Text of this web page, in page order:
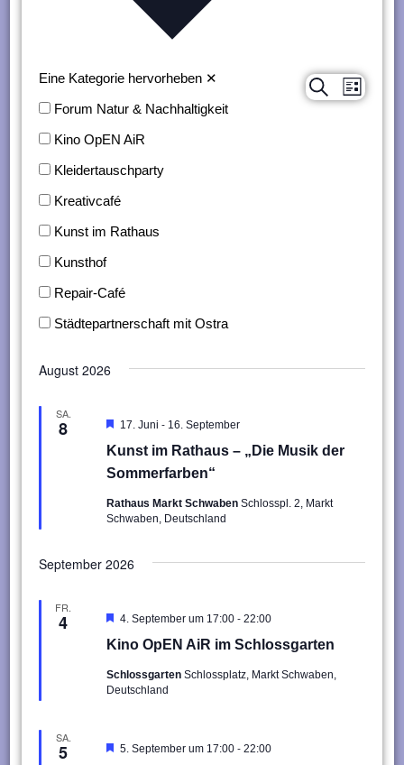
Veranstaltungen
Suche
Liste
Eine Kategorie hervorheben ✕
Forum Natur & Nachhaltigkeit
Kino OpEN AiR
Kleidertauschparty
Kreativcafé
Kunst im Rathaus
Kunsthof
Repair-Café
Städtepartnerschaft mit Ostra
August 2026
SA.
8
Kunst im Rathaus – „Die Musik der
Sommerfarben“
Hervorgehoben
17. Juni - 16. September
Rathaus Markt SchwabenSchlosspl. 2, Markt
Schwaben, Deutschland
September 2026
FR.
4
Kino OpEN AiR im Schlossgarten
Hervorgehoben
4. September um 17:00 -22:00
SchlossgartenSchlossplatz, Markt Schwaben,
Deutschland
SA.
5 Hervorgehoben
5. September um 17:00 -22:00